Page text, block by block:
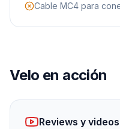
Cable MC4 para
Velo en acción
Reviews y videos